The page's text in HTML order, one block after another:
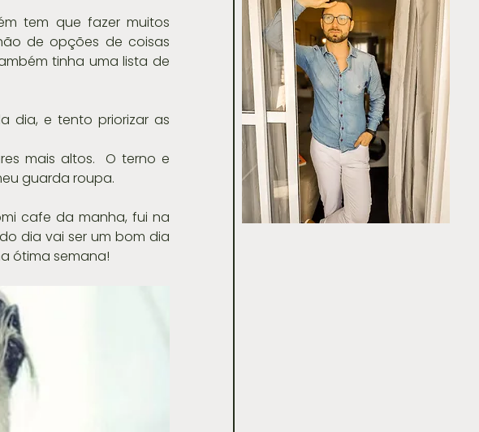
tem que fazer muitos
de opções de coisas
tinha uma lista de
dia, e tento priorizar as
mais altos.  O terno e
guarda roupa.
cafe da manha, fui na
dia vai ser um bom dia
ótima semana!